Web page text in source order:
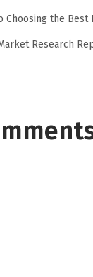
the Best
Research